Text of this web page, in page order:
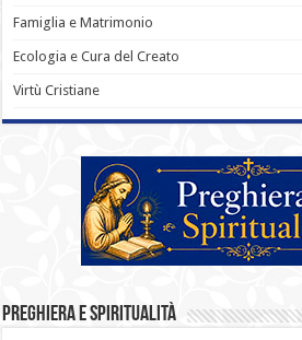
Famiglia e Matrimonio
Ecologia e Cura del Creato
Virtù Cristiane
Preghiera e Spiritualità